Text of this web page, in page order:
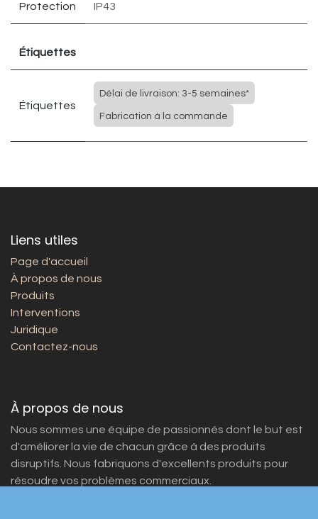
Protection IP43
Étiquettes
Étiquettes
Délai de livraison: 3-5 semaines*
Fabrication à la commande
Liens utiles
Page d'accueil
À propos de nous
Produits
Interventions
Juridique
Contactez-nous
À propos de nous
Nous sommes une équipe de passionnés dont le but est
d'améliorer la vie de chacun grâce à des produits
disruptifs. Nous fabriquons d'excellents produits pour
résoudre vos problèmes commerciaux.